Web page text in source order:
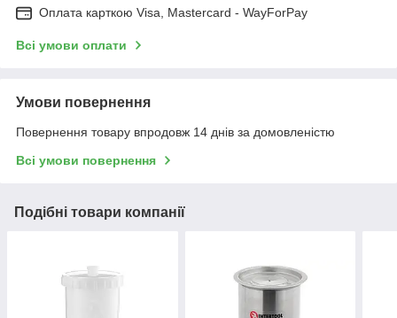
Оплата карткою Visa, Mastercard - WayForPay
Всі умови оплати
Умови повернення
Повернення товару впродовж 14 днів за домовленістю
Всі умови повернення
Подібні товари компанії